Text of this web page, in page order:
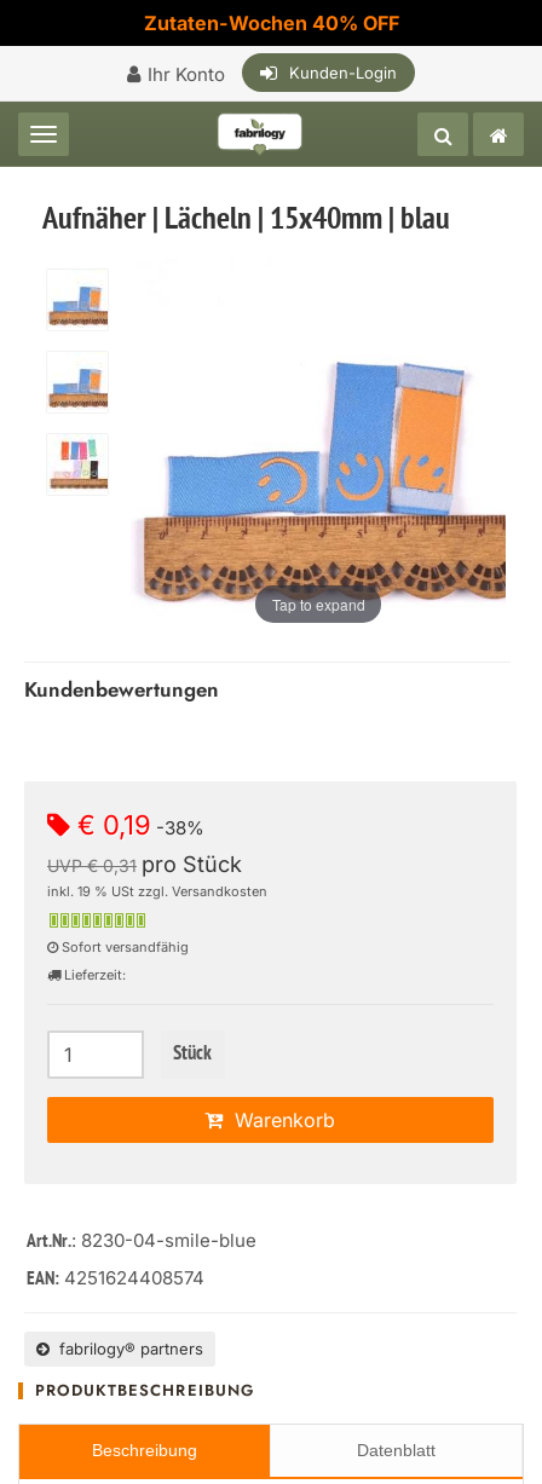
Zutaten-Wochen 40% OFF
Ihr Konto Kunden-Login
Toggle navigation
Aufnäher | Lächeln | 15x40mm | blau
Tap to expand
Kundenbewertungen
€ 0,19 -38%
UVP € 0,31 pro Stück
inkl. 19 % USt zzgl. Versandkosten
Sofort versandfähig
Lieferzeit:
Stück
Warenkorb
Art.Nr.: 8230-04-smile-blue
EAN: 4251624408574
fabrilogy® partners
PRODUKTBESCHREIBUNG
Beschreibung Datenblatt